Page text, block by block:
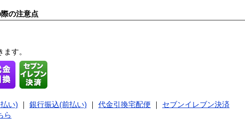
の注意点
す。
い) 銀行振込(前払い) 代金引換宅配便
セブンイレブン決済
ら